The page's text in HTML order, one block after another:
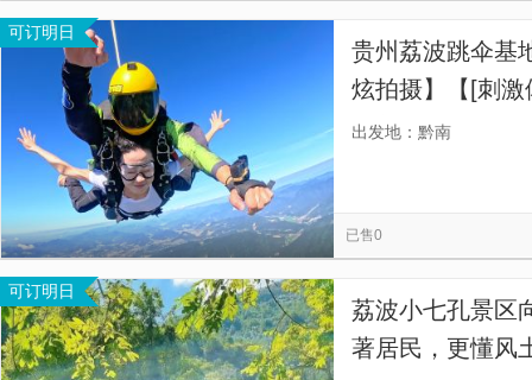
可订明日
贵州荔波跳伞基
炫拍摄】【[刺
撼美景；】
出发地：黔南
已售0
可订明日
荔波小七孔景区
著居民，更懂风